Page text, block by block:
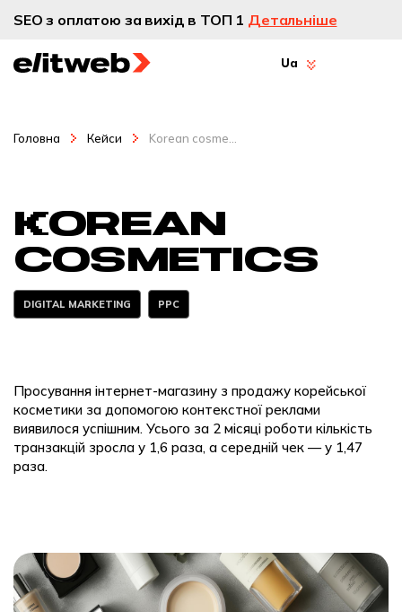
SEO з оплатою за вихід в ТОП 1 Детальніше
Ua
Головна Кейси Korean cosme...
Korean
cosmetics
DIGITAL MARKETING PPC
Просування інтернет-магазину з продажу корейської
косметики за допомогою контекстної реклами
виявилося успішним. Усього за 2 місяці роботи кількість
транзакцій зросла у 1,6 раза, а середній чек — у 1,47
раза.